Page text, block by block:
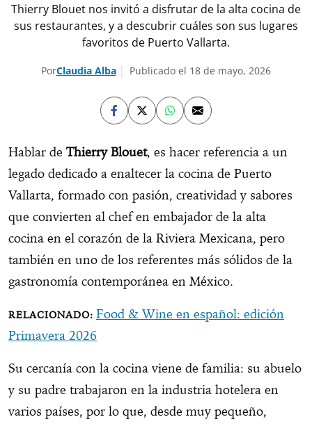
Thierry Blouet nos invitó a disfrutar de la alta cocina de
sus restaurantes, y a descubrir cuáles son sus lugares
favoritos de Puerto Vallarta.
PorClaudia Alba Publicado el 18 de mayo, 2026
Hablar deThierry Blouet, es hacer referencia a un
legado dedicado a enaltecer la cocina de Puerto
Vallarta, formado con pasión, creatividad y sabores
que convierten al chef en embajador de la alta
cocina en el corazón de la Riviera Mexicana, pero
también en uno de los referentes más sólidos de la
gastronomía contemporánea en México.
Food & Wine en español: edición
Primavera 2026
Su cercanía con la cocina viene de familia: su abuelo
y su padre trabajaron en la industria hotelera en
varios países, por lo que, desde muy pequeño,